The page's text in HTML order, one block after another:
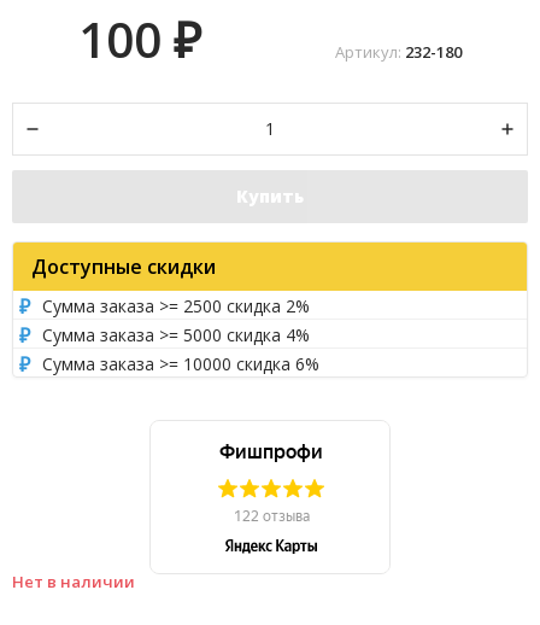
Нет в наличии
Артикул: 232-180
100 ₽
Купить
Доступные скидки
Сумма заказа >= 2500 скидка 2%
Сумма заказа >= 5000 скидка 4%
Сумма заказа >= 10000 скидка 6%